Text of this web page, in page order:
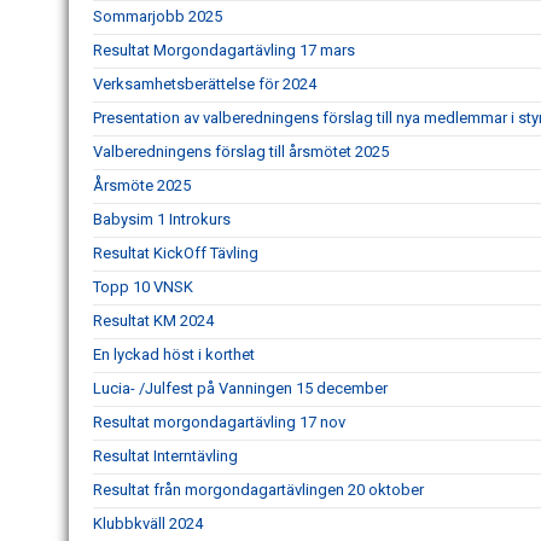
Sommarjobb 2025
Resultat Morgondagartävling 17 mars
Verksamhetsberättelse för 2024
Presentation av valberedningens förslag till nya medlemmar i
Valberedningens förslag till årsmötet 2025
Årsmöte 2025
Babysim 1 Introkurs
Resultat KickOff Tävling
Topp 10 VNSK
Resultat KM 2024
En lyckad höst i korthet
Lucia- /Julfest på Vanningen 15 december
Resultat morgondagartävling 17 nov
Resultat Interntävling
Resultat från morgondagartävlingen 20 oktober
Klubbkväll 2024